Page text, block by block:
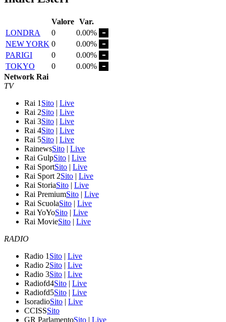
Valore Var.
LONDRA
0
0.00%
NEW YORK 0
0.00%
PARIGI
0
0.00%
TOKYO
0
0.00%
Network Rai
TV
Rai 1 Sito | Live
Rai 2Sito | Live
Rai 3Sito | Live
Rai 4Sito | Live
Rai 5Sito | Live
RainewsSito | Live
Rai GulpSito | Live
Rai SportSito | Live
Rai Sport 2Sito | Live
Rai StoriaSito | Live
Rai PremiumSito | Live
Rai ScuolaSito | Live
Rai YoYoSito | Live
Rai MovieSito | Live
RADIO
Radio 1 Sito | Live
Radio 2Sito | Live
Radio 3Sito | Live
Radiofd4Sito | Live
Radiofd5Sito | Live
IsoradioSito | Live
CCISSSito
GR ParlamentoSito | Live